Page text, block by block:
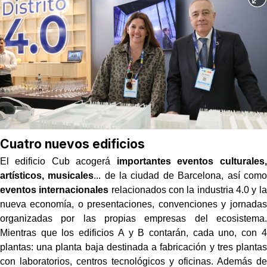
Cuatro nuevos edificios
El edificio Cub acogerá importantes eventos culturales,
artísticos, musicales... de la ciudad de Barcelona, así como
eventos internacionales relacionados con la industria 4.0 y la
nueva economía, o presentaciones, convenciones y jornadas
organizadas por las propias empresas del ecosistema.
Mientras que los edificios A y B contarán, cada uno, con 4
plantas: una planta baja destinada a fabricación y tres plantas
con laboratorios, centros tecnológicos y oficinas. Además de